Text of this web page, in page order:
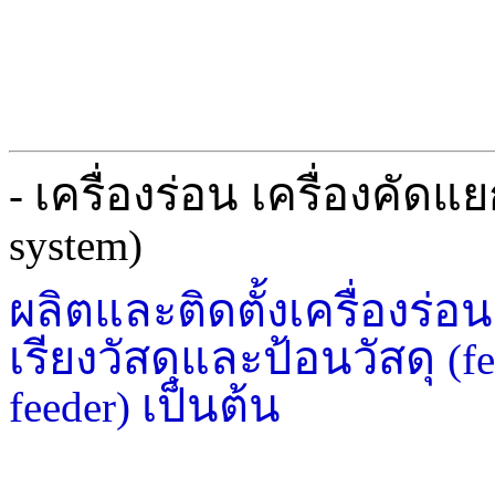
- เครื่องร่อน เครื่องคัดแ
system)
ผลิตและติดตั้งเครื่องร่อ
เรียงวัสดุและป้อนวัสดุ
feeder) เป็นต้น